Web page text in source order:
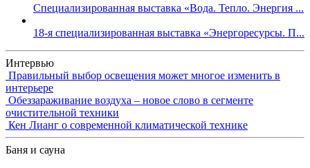
Специализированная выставка «Вода. Тепло. Энергия ...
18-я специализированная выставка «Энергоресурсы. П...
Интервью
Правильный выбор освещения может многое изменить в
интерьере
Обеззараживание воздуха – новое слово в сегменте
очистительной техники
Кен Лианг о современной климатической технике
Баня и сауна